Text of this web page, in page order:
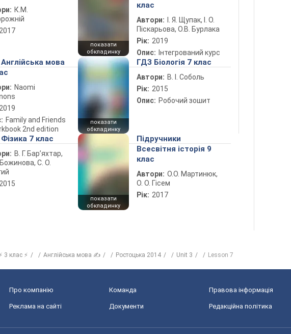
К.М.
2017
показати
обкладинку
клас
Автори:
І. Я. Щупак, І. О.
Піскарьова, О.В. Бурлака
Рік: 2019
Опис: Інтегрований курс
мова
Naomi
2019
Family and Friends
2nd edition
показати
обкладинку
ГДЗ Біологія 7 клас
Автори: В. І. Соболь
Рік: 2015
Опис: Робочий зошит
7 клас
В. Г. Бар’яхтар,
С. О.
2015
показати
обкладинку
Підручники
Всесвітня історія 9
клас
Автори: О.О. Мартинюк,
О. О. Гісем
Рік: 2017
3 клас ⚡ Англійська мова ✍ Ростоцька 2014 Unit 3 Lesson 7
Про компанію Команда Правова інформація
Реклама на сайті Документи Редакційна політика